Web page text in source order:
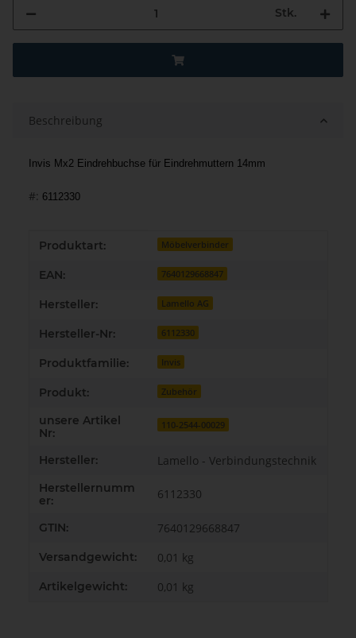
Stk.
Beschreibung
Invis Mx2 Eindrehbuchse für Eindrehmuttern 14mm
#: 6112330
Produkteigenschaft
Wert
Produktart: Möbelverbinder
EAN: 7640129668847
Hersteller: Lamello AG
Hersteller-Nr: 6112330
Produktfamilie: Invis
Produkt: Zubehör
unsere Artikel
Nr:
110-2544-00029
Hersteller: Lamello - Verbindungstechnik
Herstellernumm
er:
6112330
GTIN: 7640129668847
Versandgewicht: 0,01 kg
Artikelgewicht: 0,01 kg